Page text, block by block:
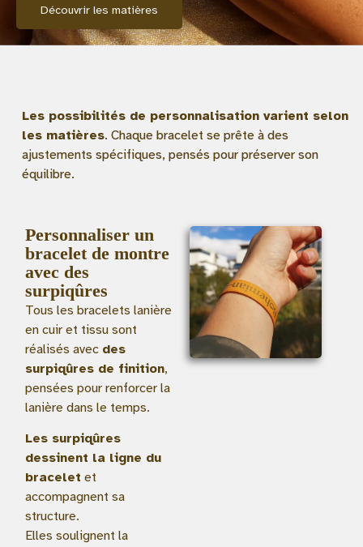
Découvrir les matières
Les possibilités de personnalisation varient selon
les matières. Chaque bracelet se prête à des
ajustements spécifiques, pensés pour préserver son
équilibre.
Personnaliser un
bracelet de montre
avec des
surpiqûres
Tous les bracelets lanière
en cuir et tissu sont
réalisés avec des
surpiqûres de finition,
pensées pour renforcer la
lanière dans le temps.
Les surpiqûres
dessinent la ligne du
bracelet et
accompagnent sa
structure.
Elles soulignent la